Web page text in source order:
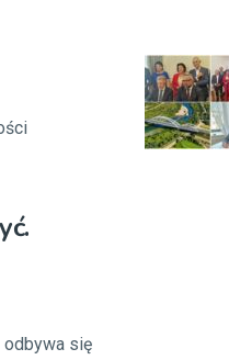
odbywa się